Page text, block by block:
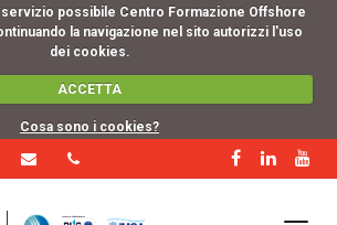
possibile Centro Formazione Offshore
la navigazione nel sito autorizzi l'uso
dei cookies.
ACCETTA
Cosa sono i cookies?